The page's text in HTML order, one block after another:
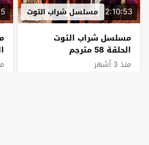
2:10:53 مسلسل شراب التوت
مسلسل شراب التوت
الحلقة 58 مترجم
منذ 3 أشهر